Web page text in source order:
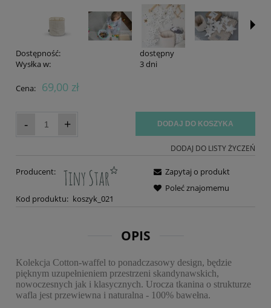
Dostępność:
dostępny
Wysłka w:
3 dni
Cena: 69,00 zł
- + DODAJ DO KOSZYKA
DODAJ DO LISTY ŻYCZEŃ
Producent:
Kod produktu: koszyk_021
Zapytaj o produkt
Poleć znajomemu
OPIS
Kolekcja Cotton-waffel to ponadczasowy design, będzie
pięknym uzupełnieniem przestrzeni skandynawskich,
nowoczesnych jak i klasycznych. Urocza tkanina o strukturze
wafla jest przewiewna i naturalna - 100% bawełna.